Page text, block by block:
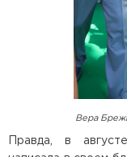
Вера
Правда, в